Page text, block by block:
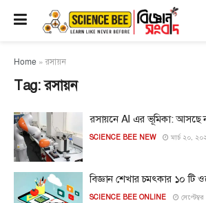
Home »রসায়ন
Tag:রসায়ন
রসায়নে AI এর ভূমিকা:
SCIENCE BEE NEW মার্চ ২০,
বিজ্ঞান শেখার চমৎকার ১০ টি
SCIENCE BEE ONLINE